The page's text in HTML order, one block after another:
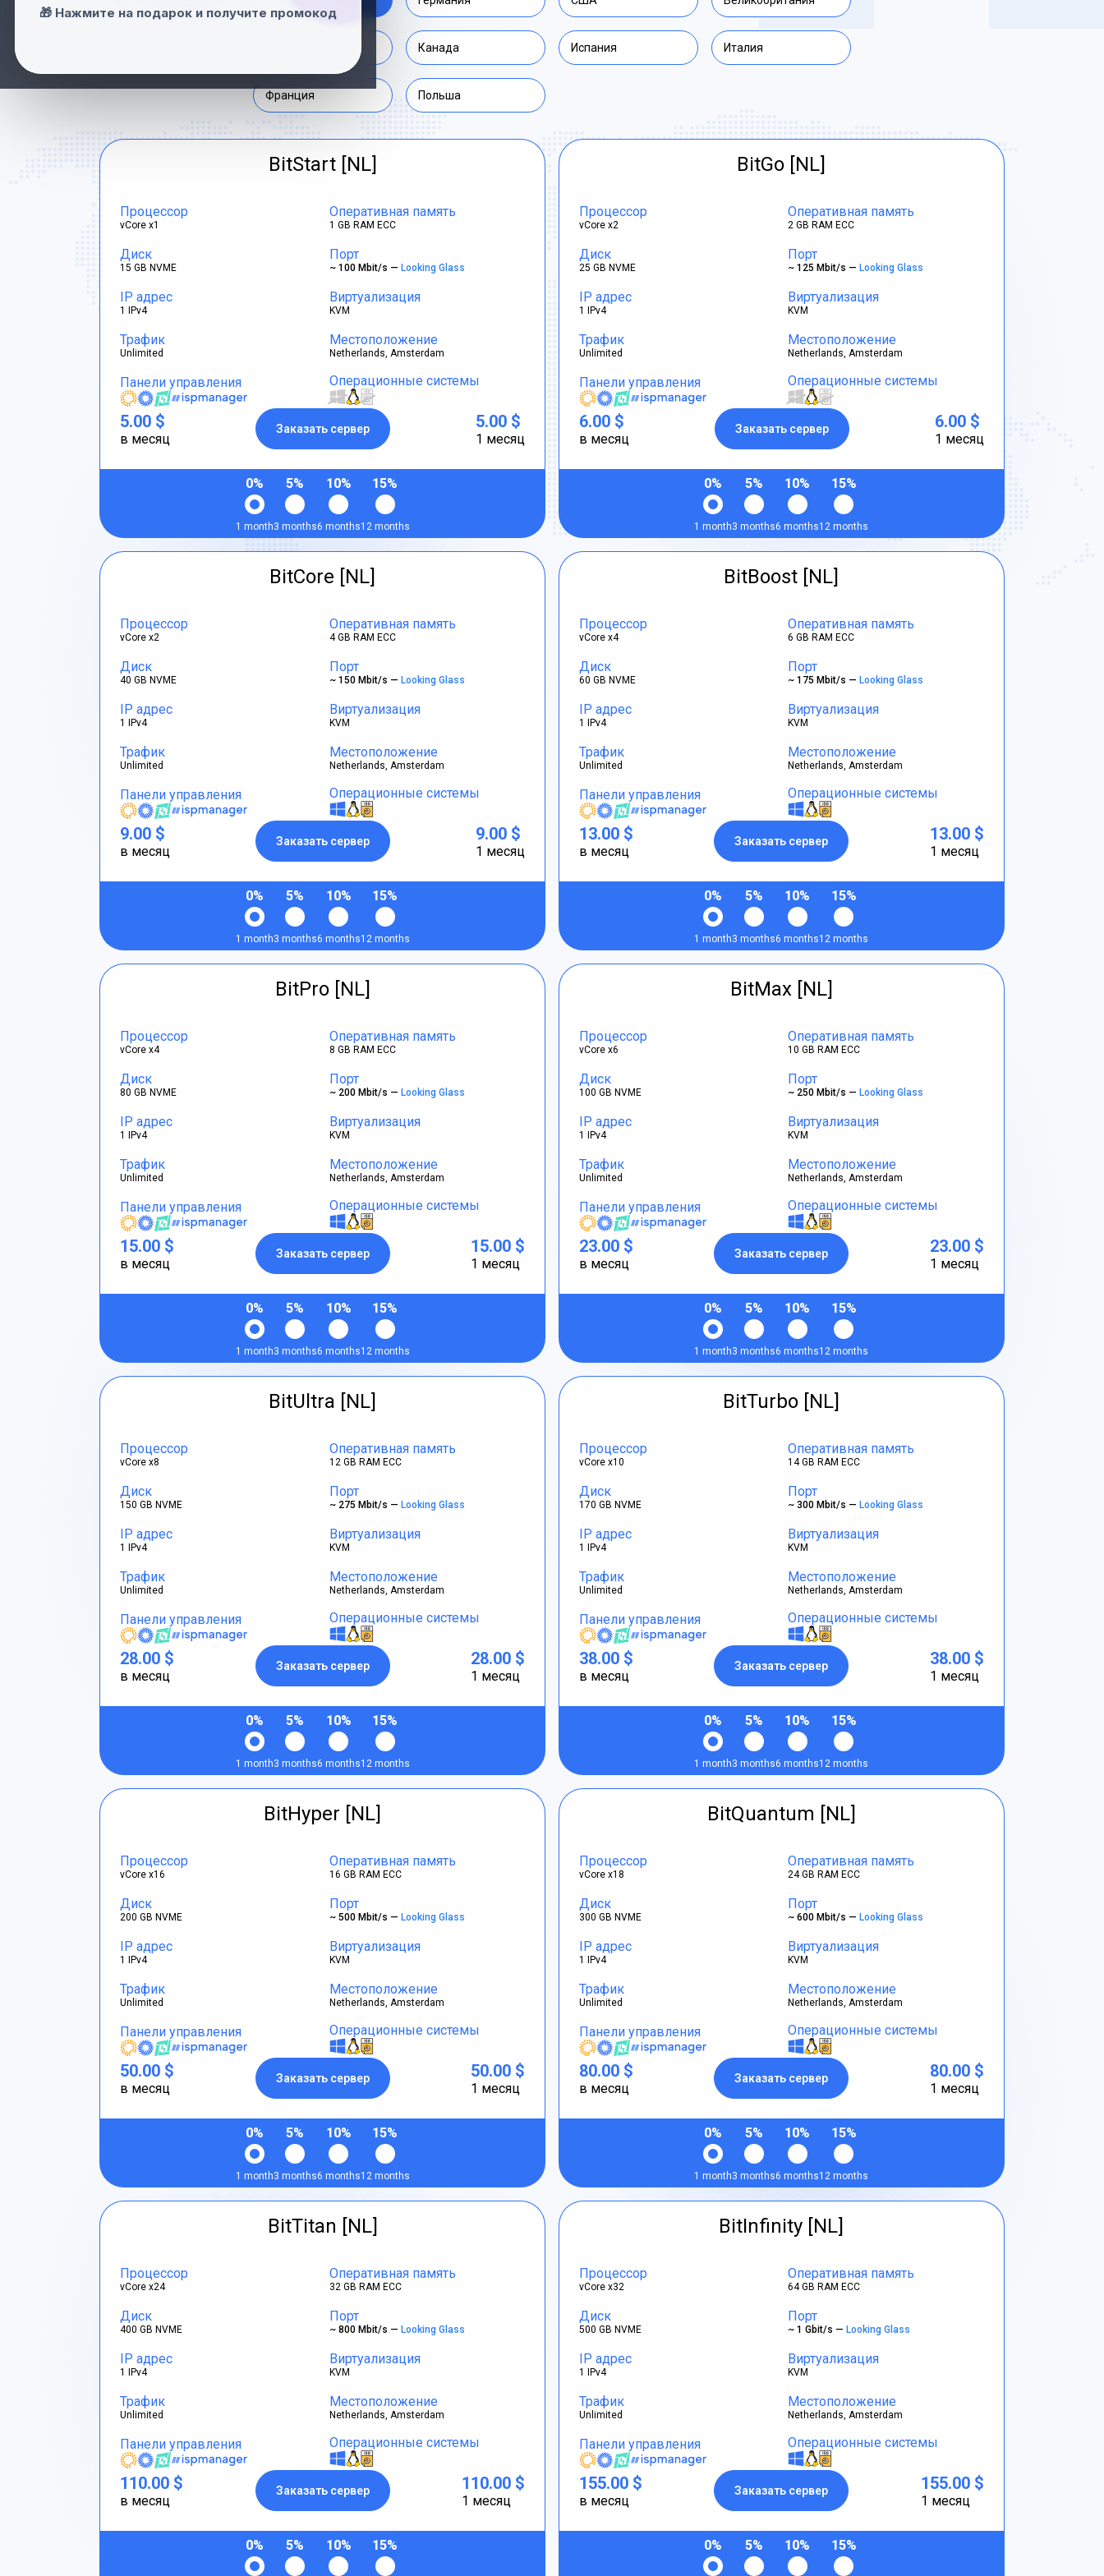
Канада Испания Италия
Франция Польша
BitStart [NL]
Процессор
vCore x1
Оперативная память
1 GB RAM ECC
Диск
15 GB NVME
Порт
~ 100 Mbit/s — Looking Glass
IP адрес
1 IPv4
Виртуализация
KVM
Трафик
Unlimited
Местоположение
Netherlands, Amsterdam
Панели управления Операционные системы
5.00 $
в месяц
Заказать сервер 5.00 $
1 месяц
0%
1 month
5%
3 months
10%
6 months
15%
12 months
BitGo [NL]
Процессор
vCore x2
Оперативная память
2 GB RAM ECC
Диск
25 GB NVME
Порт
~ 125 Mbit/s —Looking Glass
IP адрес
1 IPv4
Виртуализация
KVM
Трафик
Unlimited
Местоположение
Netherlands, Amsterdam
Панели управления Операционные системы
6.00 $
в месяц
Заказать сервер 6.00 $
1 месяц
0%
1 month
5%
3 months
10%
6 months
15%
12 months
BitCore [NL]
Процессор
vCore x2
Оперативная память
4 GB RAM ECC
Диск
40 GB NVME
Порт
~ 150 Mbit/s — Looking Glass
IP адрес
1 IPv4
Виртуализация
KVM
Трафик
Unlimited
Местоположение
Netherlands, Amsterdam
Панели управления Операционные системы
9.00 $
в месяц
Заказать сервер 9.00 $
1 месяц
0%
1 month
5%
3 months
10%
6 months
15%
12 months
BitBoost [NL]
Процессор
vCore x4
Оперативная память
6 GB RAM ECC
Диск
60 GB NVME
Порт
~ 175 Mbit/s —Looking Glass
IP адрес
1 IPv4
Виртуализация
KVM
Трафик
Unlimited
Местоположение
Netherlands, Amsterdam
Панели управления Операционные системы
13.00 $
в месяц
Заказать сервер 13.00 $
1 месяц
0%
1 month
5%
3 months
10%
6 months
15%
12 months
BitPro [NL]
Процессор
vCore x4
Оперативная память
8 GB RAM ECC
Диск
80 GB NVME
Порт
~ 200 Mbit/s — Looking Glass
IP адрес
1 IPv4
Виртуализация
KVM
Трафик
Unlimited
Местоположение
Netherlands, Amsterdam
Панели управления Операционные системы
15.00 $
в месяц
Заказать сервер 15.00 $
1 месяц
0%
1 month
5%
3 months
10%
6 months
15%
12 months
BitMax [NL]
Процессор
vCore x6
Оперативная память
10 GB RAM ECC
Диск
100 GB NVME
Порт
~ 250 Mbit/s —Looking Glass
IP адрес
1 IPv4
Виртуализация
KVM
Трафик
Unlimited
Местоположение
Netherlands, Amsterdam
Панели управления Операционные системы
23.00 $
в месяц
Заказать сервер 23.00 $
1 месяц
0%
1 month
5%
3 months
10%
6 months
15%
12 months
BitUltra [NL]
Процессор
vCore x8
Оперативная память
12 GB RAM ECC
Диск
150 GB NVME
Порт
~ 275 Mbit/s — Looking Glass
IP адрес
1 IPv4
Виртуализация
KVM
Трафик
Unlimited
Местоположение
Netherlands, Amsterdam
Панели управления Операционные системы
28.00 $
в месяц
Заказать сервер 28.00 $
1 месяц
0%
1 month
5%
3 months
10%
6 months
15%
12 months
BitTurbo [NL]
Процессор
vCore x10
Оперативная память
14 GB RAM ECC
Диск
170 GB NVME
Порт
~ 300 Mbit/s —Looking Glass
IP адрес
1 IPv4
Виртуализация
KVM
Трафик
Unlimited
Местоположение
Netherlands, Amsterdam
Панели управления Операционные системы
38.00 $
в месяц
Заказать сервер 38.00 $
1 месяц
0%
1 month
5%
3 months
10%
6 months
15%
12 months
BitHyper [NL]
Процессор
vCore x16
Оперативная память
16 GB RAM ECC
Диск
200 GB NVME
Порт
~ 500 Mbit/s — Looking Glass
IP адрес
1 IPv4
Виртуализация
KVM
Трафик
Unlimited
Местоположение
Netherlands, Amsterdam
Панели управления Операционные системы
50.00 $
в месяц
Заказать сервер 50.00 $
1 месяц
0%
1 month
5%
3 months
10%
6 months
15%
12 months
BitQuantum [NL]
Процессор
vCore x18
Оперативная память
24 GB RAM ECC
Диск
300 GB NVME
Порт
~ 600 Mbit/s —Looking Glass
IP адрес
1 IPv4
Виртуализация
KVM
Трафик
Unlimited
Местоположение
Netherlands, Amsterdam
Панели управления Операционные системы
80.00 $
в месяц
Заказать сервер 80.00 $
1 месяц
0%
1 month
5%
3 months
10%
6 months
15%
12 months
BitTitan [NL]
Процессор
vCore x24
Оперативная память
32 GB RAM ECC
Диск
400 GB NVME
Порт
~ 800 Mbit/s — Looking Glass
IP адрес
1 IPv4
Виртуализация
KVM
Трафик
Unlimited
Местоположение
Netherlands, Amsterdam
Панели управления Операционные системы
110.00 $
в месяц
Заказать сервер 110.00 $
1 месяц
0% 5% 10% 15%
BitInfinity [NL]
Процессор
vCore x32
Оперативная память
64 GB RAM ECC
Диск
500 GB NVME
Порт
~ 1 Gbit/s —Looking Glass
IP адрес
1 IPv4
Виртуализация
KVM
Трафик
Unlimited
Местоположение
Netherlands, Amsterdam
Панели управления Операционные системы
155.00 $
в месяц
Заказать сервер 155.00 $
1 месяц
0% 5% 10% 15%
🎁 Нажмите на подарок и получите промокод